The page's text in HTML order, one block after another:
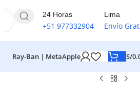
24 Horas
+51 977332904
Lima
Envío
Ray-Ban | MetaApple S/